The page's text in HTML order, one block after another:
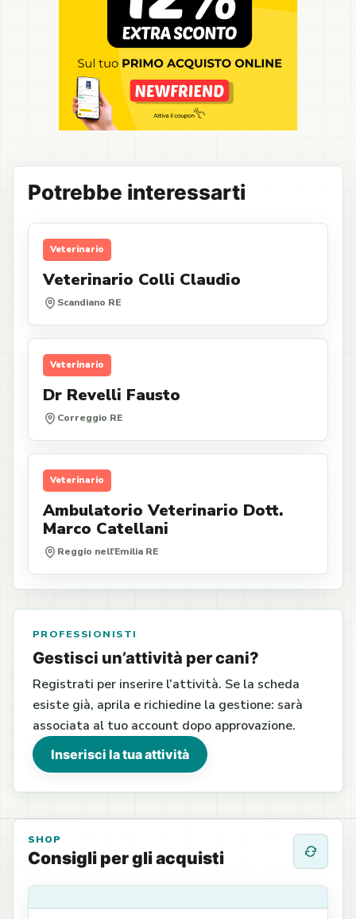
Potrebbe interessarti
Veterinario
Veterinario Colli Claudio
Scandiano RE
Veterinario
Dr Revelli Fausto
Correggio RE
Veterinario
Ambulatorio Veterinario Dott.
Marco Catellani
Reggio nell'Emilia RE
PROFESSIONISTI
Gestisci un’attività per cani?
Registrati per inserire l’attività. Se la scheda
esiste già, aprila e richiedine la gestione: sarà
associata al tuo account dopo approvazione.
Inserisci la tua attività
SHOP
Consigli per gli acquisti